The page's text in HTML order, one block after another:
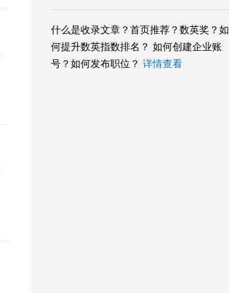
什么是收录文章？首页推荐？数英奖？如
何提升数英指数排名？ 如何创建企业账
号？如何发布职位？ 详情查看